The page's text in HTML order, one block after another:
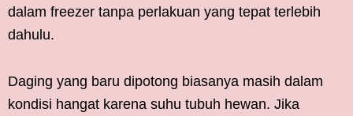
dalam freezer tanpa perlakuan yang tepat terlebih
dahulu.
Daging yang baru dipotong biasanya masih dalam
kondisi hangat karena suhu tubuh hewan. Jika